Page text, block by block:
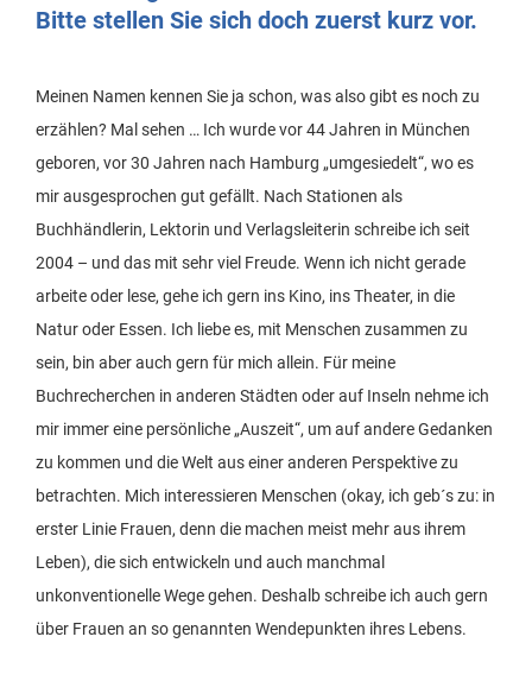
Bitte stellen Sie sich doch zuerst kurz vor.
Meinen Namen kennen Sie ja schon, was also gibt es noch zu
erzählen? Mal sehen … Ich wurde vor 44 Jahren in München
geboren, vor 30 Jahren nach Hamburg „umgesiedelt“, wo es
mir ausgesprochen gut gefällt. Nach Stationen als
Buchhändlerin, Lektorin und Verlagsleiterin schreibe ich seit
2004 – und das mit sehr viel Freude. Wenn ich nicht gerade
arbeite oder lese, gehe ich gern ins Kino, ins Theater, in die
Natur oder Essen. Ich liebe es, mit Menschen zusammen zu
sein, bin aber auch gern für mich allein. Für meine
Buchrecherchen in anderen Städten oder auf Inseln nehme ich
mir immer eine persönliche „Auszeit“, um auf andere Gedanken
zu kommen und die Welt aus einer anderen Perspektive zu
betrachten. Mich interessieren Menschen (okay, ich geb´s zu: in
erster Linie Frauen, denn die machen meist mehr aus ihrem
Leben), die sich entwickeln und auch manchmal
unkonventionelle Wege gehen. Deshalb schreibe ich auch gern
über Frauen an so genannten Wendepunkten ihres Lebens.